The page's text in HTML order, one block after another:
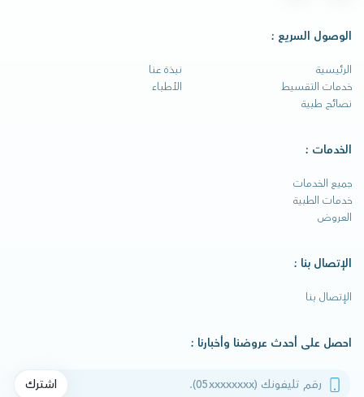
الوصول السريع :
الرئيسية
نبذة عنا
خدمات التقسيط
الأطباء
نصائح طبية
الخدمات :
جميع الخدمات
خدمات الطبية
العروض
الإتصال بنا :
الإتصال بنا
احصل على أحدث عروضنا وأخبارنا :
رقم تليفونك
اشترك